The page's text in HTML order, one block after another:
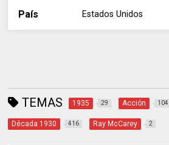
País Estados Unidos
TEMAS 1935 29 Acción 104
Década 1930 416 Ray McCarey 2